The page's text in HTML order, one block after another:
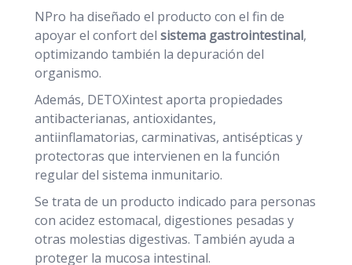
NPro ha diseñado el producto con el fin de
apoyar el confort del sistema gastrointestinal,
optimizando también la depuración del
organismo.
Además, DETOXintest aporta propiedades
antibacterianas, antioxidantes,
antiinflamatorias, carminativas, antisépticas y
protectoras que intervienen en la función
regular del sistema inmunitario.
Se trata de un producto indicado para personas
con acidez estomacal, digestiones pesadas y
otras molestias digestivas. También ayuda a
proteger la mucosa intestinal.